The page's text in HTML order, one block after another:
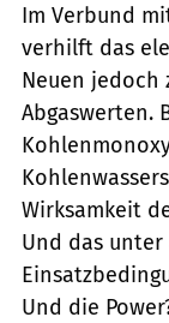
Im Verbund
verhilft das
Neuen jedoch
Abgaswerten.
Wirksamkeit
Und das
Und die